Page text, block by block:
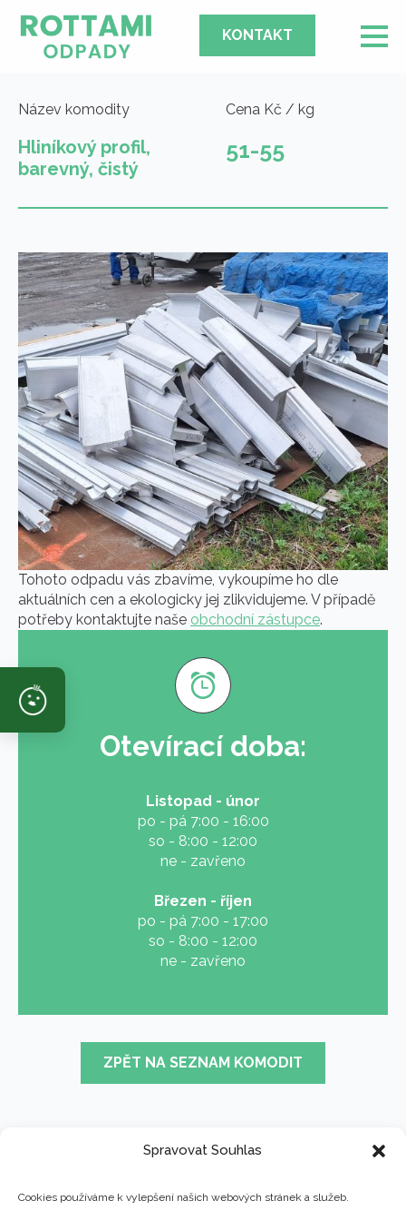
Spravovat Souhlas
Cookies používáme k vylepšení našich webových stránek a služeb.
KONTAKT
Název komodity
Hliníkový profil,
barevný, čistý
Cena Kč / kg
51-55
Tohoto odpadu vás zbavíme, vykoupíme ho dle
aktuálních cen a ekologicky jej zlikvidujeme. V případě
potřeby kontaktujte naše obchodní zástupce.
Otevírací doba:
Listopad - únor
po - pá 7:00 - 16:00
so - 8:00 - 12:00
ne - zavřeno
Březen - říjen
po - pá 7:00 - 17:00
so - 8:00 - 12:00
ne - zavřeno
ZPĚT NA SEZNAM KOMODIT